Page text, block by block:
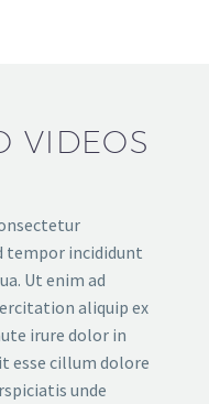
VIDEOS
tempor incididunt
Ut enim ad
aliquip ex
irure dolor in
esse cillum dolore
unde